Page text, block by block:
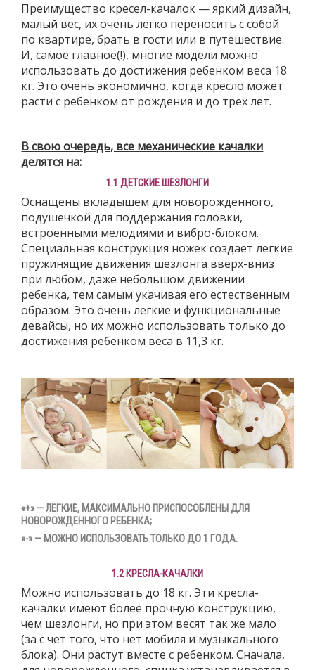
Преимущество кресел-качалок — яркий дизайн,
малый вес, их очень легко переносить с собой
по квартире, брать в гости или в путешествие.
И, самое главное(!), многие модели можно
использовать до достижения ребенком веса 18
кг. Это очень экономично, когда кресло может
расти с ребенком от рождения и до трех лет.
В свою очередь, все механические качалки
делятся на:
1.1 ДЕТСКИЕ ШЕЗЛОНГИ
Оснащены вкладышем для новорожденного,
подушечкой для поддержания головки,
встроенными мелодиями и вибро-блоком.
Специальная конструкция ножек создает легкие
пружинящие движения шезлонга вверх-вниз
при любом, даже небольшом движении
ребенка, тем самым укачивая его естественным
образом. Это очень легкие и функциональные
девайсы, но их можно использовать только до
достижения ребенком веса в 11,3 кг.
«+»— ЛЕГКИЕ, МАКСИМАЛЬНО ПРИСПОСОБЛЕНЫ ДЛЯ
НОВОРОЖДЕННОГО РЕБЕНКА;
«-»— МОЖНО ИСПОЛЬЗОВАТЬ ТОЛЬКО ДО 1 ГОДА.
1.2 КРЕСЛА-КАЧАЛКИ
Можно использовать до 18 кг. Эти кресла-
качалки имеют более прочную конструкцию,
чем шезлонги, но при этом весят так же мало
(за с чет того, что нет мобиля и музыкального
блока). Они растут вместе с ребенком. Сначала,